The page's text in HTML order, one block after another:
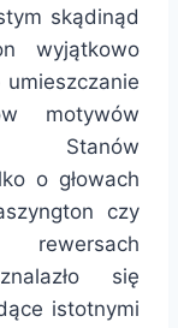
skądinąd
wyjątkowo
motywów
Stanów
o głowach
czy
się
istotnymi